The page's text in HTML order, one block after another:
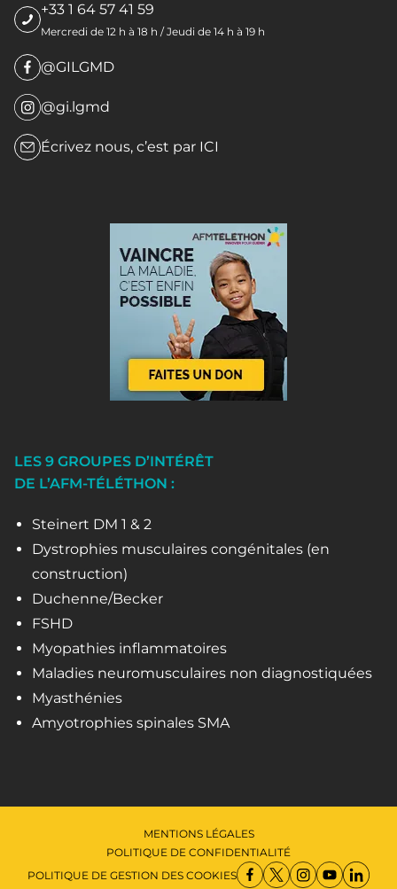
+33 1 64 57 41 59
Mercredi de 12 h à 18 h / Jeudi de 14 h à 19 h
@GILGMD
@gi.lgmd
Écrivez nous, c’est par ICI
LES 9 GROUPES D’INTÉRÊT
DE L’AFM-TÉLÉTHON :
Steinert DM 1 & 2
Dystrophies musculaires congénitales (en
construction)
Duchenne/Becker
FSHD
Myopathies inflammatoires
Maladies neuromusculaires non diagnostiquées
Myasthénies
Amyotrophies spinales SMA
MENTIONS LÉGALES
POLITIQUE DE CONFIDENTIALITÉ
POLITIQUE DE GESTION DES COOKIES